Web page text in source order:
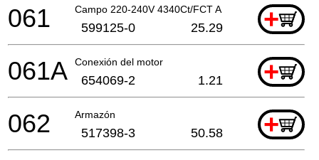
Campo 220-240V 4340Ct/FCT A +
061 599125-0 25.29
Conexión del motor +
061A 654069-2 1.21
Armazón +
062 517398-3 50.58